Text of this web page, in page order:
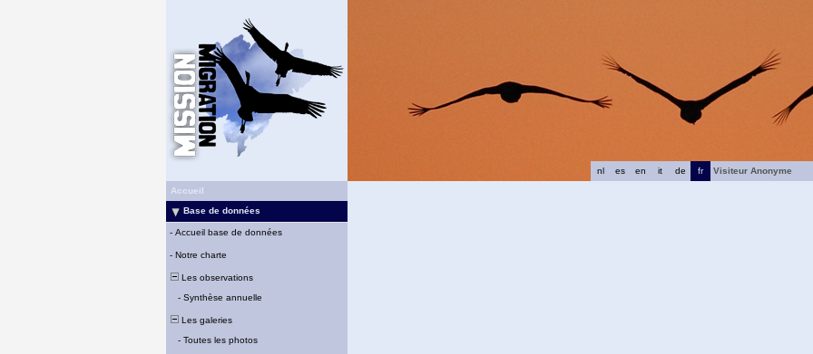
fr
de
it
en
es
nl
Visiteur Anonyme
Accueil
Base de données
- Accueil base de données
- Notre charte
Les observations
- Synthèse annuelle
Les galeries
- Toutes les photos